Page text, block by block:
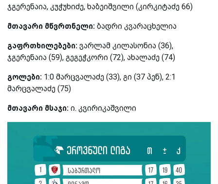
ჯგერენაია, კუჭუხიძე, ხაბეიშვილი (კირკიტაძე 66)
მთავარი მწვრთნელი: ბადრი კვარაცხელია
გაფრთხილებები: ვარლამ კილასონია (36),
ჯგერენაია (59), გეგეჭკორი (72), ახალაძე (74)
გოლები: 1:0 მარცვალაძე (33), გი (37 პენ), 2:1
მარცვალაძე (75)
მთავარი მსაჯი: ი. კვირიკაშვილი